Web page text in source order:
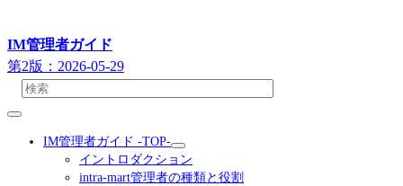
IM管理者ガイド
第2版：2026-05-29
IM管理者ガイド -TOP-
イントロダクション
intra-mart管理者の種類と役割